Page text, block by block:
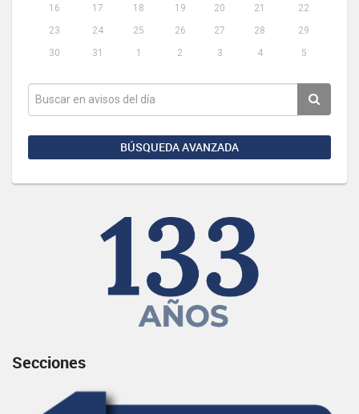
16
17 18 19 20 21
22
23
24 25 26 27 28
29
30
31 1 2 3 4 5
BÚSQUEDA AVANZADA
Secciones